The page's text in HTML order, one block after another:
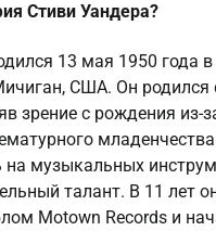
Стиви Уандера?
13 мая 1950 года в
США. Он родился
зрение с рождения из-
на музыкальных
талант. В 11 лет
Motown Records и